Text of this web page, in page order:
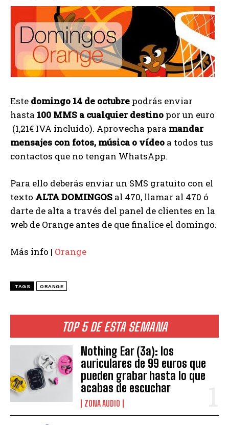
TOP 5 DE ESTA SEMANA
Nothing Ear (3a): los
auriculares de 99 euros que
pueden grabar hasta lo que
acabas de escuchar
ZONA AUDIO
Este domingo 14 de octubre podrás enviar
hasta 100 MMS a cualquier destino por un euro
(1,21€ IVA incluido). Aprovecha para mandar
mensajes con fotos, música o vídeo a todos tus
contactos que no tengan WhatsApp.
Para ello deberás enviar un SMS gratuito con el
texto ALTA DOMINGOS al 470, llamar al 470 ó
darte de alta a través del panel de clientes en la
web de Orange antes de que finalice el domingo.
Más info | Orange
TAGS ORANGE